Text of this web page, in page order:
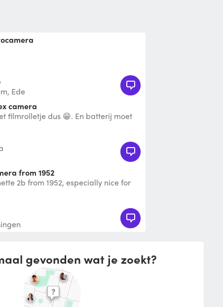
Ede
camera
filmrolletje dus 😁. En batterij moet
from 1952
2b from 1952, especially nice for
gevonden wat je zoekt?